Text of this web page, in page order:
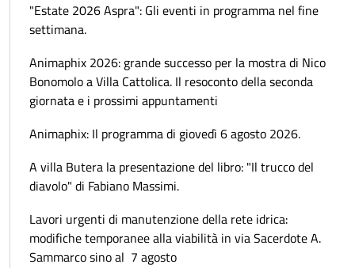
"Estate 2026 Aspra": Gli eventi in programma nel fine
settimana.
Animaphix 2026: grande successo per la mostra di Nico
Bonomolo a Villa Cattolica. Il resoconto della seconda
giornata e i prossimi appuntamenti
Animaphix: Il programma di giovedì 6 agosto 2026.
A villa Butera la presentazione del libro: "Il trucco del
diavolo" di Fabiano Massimi.
Lavori urgenti di manutenzione della rete idrica:
modifiche temporanee alla viabilità in via Sacerdote A.
Sammarco sino al 7 agosto